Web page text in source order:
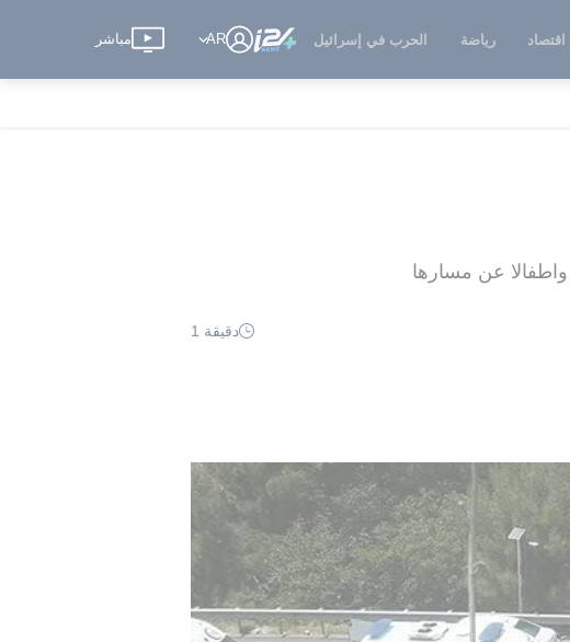
اقتصاد رياضة الحرب في إسرائيل AR مباشر
دقيقة 1